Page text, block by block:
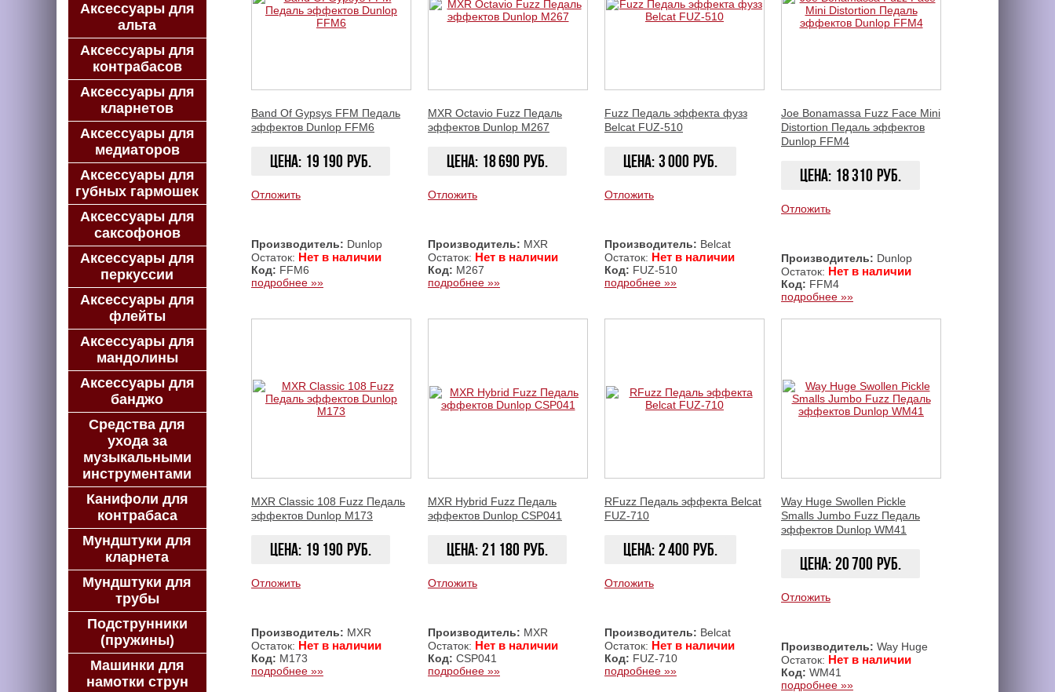
Band Of Gypsys FFM Педаль
эффектов Dunlop FFM6
Цена: 19 190 руб.
Отложить
Производитель: Dunlop
Остаток: Нет в наличии
Код: FFM6
подробнее »»
MXR Octavio Fuzz Педаль
эффектов Dunlop M267
Цена: 18 690 руб.
Отложить
Производитель: MXR
Остаток: Нет в наличии
Код: M267
подробнее »»
Fuzz Педаль эффекта фузз
Belcat FUZ-510
Цена: 3 000 руб.
Отложить
Производитель: Belcat
Остаток: Нет в наличии
Код: FUZ-510
подробнее »»
Joe Bonamassa Fuzz Face Mini
Distortion Педаль эффектов
Dunlop FFM4
Цена: 18 310 руб.
Отложить
Производитель: Dunlop
Остаток: Нет в наличии
Код: FFM4
подробнее »»
MXR Classic 108 Fuzz Педаль
эффектов Dunlop M173
Цена: 19 190 руб.
Отложить
Производитель: MXR
Остаток: Нет в наличии
Код: M173
подробнее »»
MXR Hybrid Fuzz Педаль
эффектов Dunlop CSP041
Цена: 21 180 руб.
Отложить
Производитель: MXR
Остаток: Нет в наличии
Код: CSP041
подробнее »»
RFuzz Педаль эффекта Belcat
FUZ-710
Цена: 2 400 руб.
Отложить
Производитель: Belcat
Остаток: Нет в наличии
Код: FUZ-710
подробнее »»
Way Huge Swollen Pickle
Smalls Jumbo Fuzz Педаль
эффектов Dunlop WM41
Цена: 20 700 руб.
Отложить
Производитель: Way Huge
Остаток: Нет в наличии
Код: WM41
подробнее »»
Аксессуары для
альта
Аксессуары для
контрабасов
Аксессуары для
кларнетов
Аксессуары для
медиаторов
Аксессуары для
губных гармошек
Аксессуары для
саксофонов
Аксессуары для
перкуссии
Аксессуары для
флейты
Аксессуары для
мандолины
Аксессуары для
банджо
Средства для
ухода за
музыкальными
инструментами
Канифоли для
контрабаса
Мундштуки для
кларнета
Мундштуки для
трубы
Подструнники
(пружины)
Машинки для
намотки струн